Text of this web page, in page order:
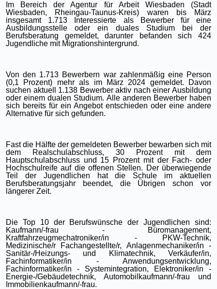
Im Bereich der Agentur für Arbeit Wiesbaden (Stadt
Wiesbaden, Rheingau-Taunus-Kreis) waren bis März
insgesamt 1.713 Interessierte als Bewerber für eine
Ausbildungsstelle oder ein duales Studium bei der
Berufsberatung gemeldet, darunter befanden sich 424
Jugendliche mit Migrationshintergrund.
Von den 1.713 Bewerbern war zahlenmäßig eine Person
(0,1 Prozent) mehr als im März 2024 gemeldet. Davon
suchen aktuell 1.138 Bewerber aktiv nach einer Ausbildung
oder einem dualen Studium. Alle anderen Bewerber haben
sich bereits für ein Angebot entschieden oder eine andere
Alternative für sich gefunden.
Fast die Hälfte der gemeldeten Bewerber bewarben sich mit
dem Realschulabschluss, 30 Prozent mit dem
Hauptschulabschluss und 15 Prozent mit der Fach- oder
Hochschulreife auf die offenen Stellen. Der überwiegende
Teil der Jugendlichen hat die Schule im aktuellen
Berufsberatungsjahr beendet, die Übrigen schon vor
längerer Zeit.
Die Top 10 der Berufswünsche der Jugendlichen sind:
Kaufmann/-frau - Büromanagement,
Kraftfahrzeugmechatroniker/in - PKW-Technik,
Medizinische/r Fachangestellte/r, Anlagenmechaniker/in -
Sanitär-/Heizungs- und Klimatechnik, Verkäufer/in,
Fachinformatiker/in - Anwendungsentwicklung,
Fachinformatiker/in - Systemintegration, Elektroniker/in -
Energie-/Gebäudetechnik, Automobilkaufmann/-frau und
Immobilienkaufmann/-frau.